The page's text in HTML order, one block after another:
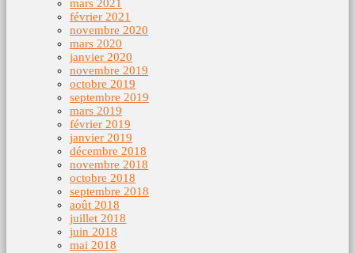
mars 2021
février 2021
novembre 2020
mars 2020
janvier 2020
novembre 2019
octobre 2019
septembre 2019
mars 2019
février 2019
janvier 2019
décembre 2018
novembre 2018
octobre 2018
septembre 2018
août 2018
juillet 2018
juin 2018
mai 2018